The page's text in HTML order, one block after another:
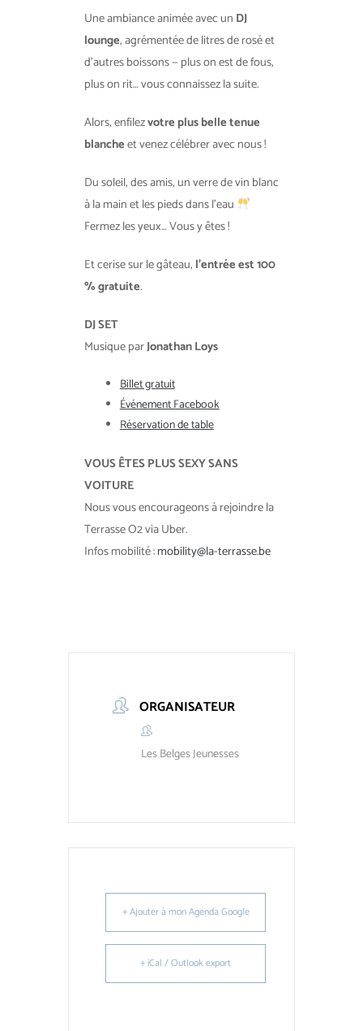
Une ambiance animée avec un DJ
lounge, agrémentée de litres de rosé et
d’autres boissons — plus on est de fous,
plus on rit… vous connaissez la suite.
Alors, enfilezvotre plus belle tenue
blancheet venez célébrer avec nous !
Du soleil, des amis, un verre de vin blanc
à la main et les pieds dans l’eau
Fermez les yeux… Vous y êtes !
Et cerise sur le gâteau, l’entrée est 100
% gratuite.
DJ SET
Musique parJonathan Loys
Billet gratuit
Événement Facebook
Réservation de table
VOUS ÊTES PLUS SEXY SANS
VOITURE
Nous vous encourageons à rejoindre la
Terrasse O2 via Uber.
Infos mobilité :mobility@la-terrasse.be
ORGANISATEUR
Les Belges Jeunesses
+ Ajouter à mon Agenda Google
+ iCal / Outlook export